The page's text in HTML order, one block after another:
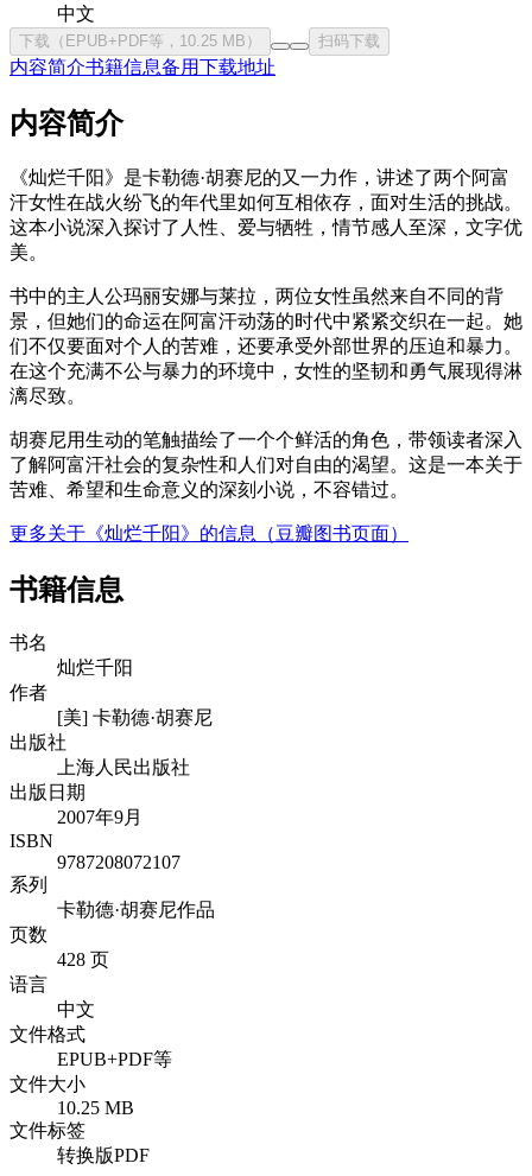
中文
下载（EPUB+PDF等，10.25 MB） 扫码下载
内容简介书籍信息备用下载地址
内容简介
《灿烂千阳》是卡勒德·胡赛尼的又一力作，讲述了两个阿富
汗女性在战火纷飞的年代里如何互相依存，面对生活的挑战。
这本小说深入探讨了人性、爱与牺牲，情节感人至深，文字优
美。
书中的主人公玛丽安娜与莱拉，两位女性虽然来自不同的背
景，但她们的命运在阿富汗动荡的时代中紧紧交织在一起。她
们不仅要面对个人的苦难，还要承受外部世界的压迫和暴力。
在这个充满不公与暴力的环境中，女性的坚韧和勇气展现得淋
漓尽致。
胡赛尼用生动的笔触描绘了一个个鲜活的角色，带领读者深入
了解阿富汗社会的复杂性和人们对自由的渴望。这是一本关于
苦难、希望和生命意义的深刻小说，不容错过。
更多关于《灿烂千阳》的信息（豆瓣图书页面）
书籍信息
书名
灿烂千阳
作者
[美] 卡勒德·胡赛尼
出版社
上海人民出版社
出版日期
2007年9月
ISBN
9787208072107
系列
卡勒德·胡赛尼作品
页数
428 页
语言
中文
文件格式
EPUB+PDF等
文件大小
10.25 MB
文件标签
转换版PDF